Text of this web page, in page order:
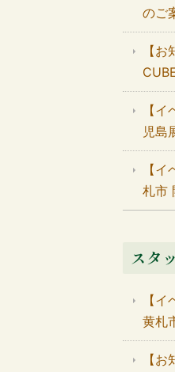
のご
【
【
児島
【
札市
スタ
【
黄札
【